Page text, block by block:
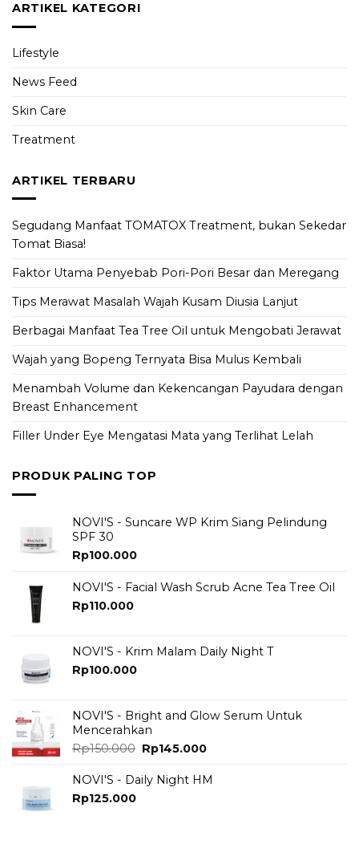
ARTIKEL KATEGORI
Lifestyle
News Feed
Skin Care
Treatment
ARTIKEL TERBARU
Segudang Manfaat TOMATOX Treatment, bukan Sekedar
Tomat Biasa!
Faktor Utama Penyebab Pori-Pori Besar dan Meregang
Tips Merawat Masalah Wajah Kusam Diusia Lanjut
Berbagai Manfaat Tea Tree Oil untuk Mengobati Jerawat
Wajah yang Bopeng Ternyata Bisa Mulus Kembali
Menambah Volume dan Kekencangan Payudara dengan
Breast Enhancement
Filler Under Eye Mengatasi Mata yang Terlihat Lelah
PRODUK PALING TOP
NOVI'S - Suncare WP Krim Siang Pelindung
SPF 30
Rp100.000
NOVI'S - Facial Wash Scrub Acne Tea Tree Oil
Rp110.000
NOVI'S - Krim Malam Daily Night T
Rp100.000
NOVI'S - Bright and Glow Serum Untuk
Mencerahkan
Rp150.000 Original
was:
Rp145.000Current
is:
NOVI'S - Daily Night HM
Rp125.000